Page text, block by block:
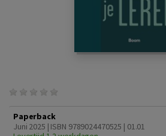
Paperback
Juni 2025 | ISBN 9789024470525 | 01.01